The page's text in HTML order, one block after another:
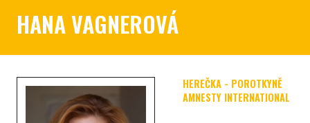
HANA VAGNEROVÁ
HEREČKA - POROTKYNĚ
AMNESTY INTERNATIONAL